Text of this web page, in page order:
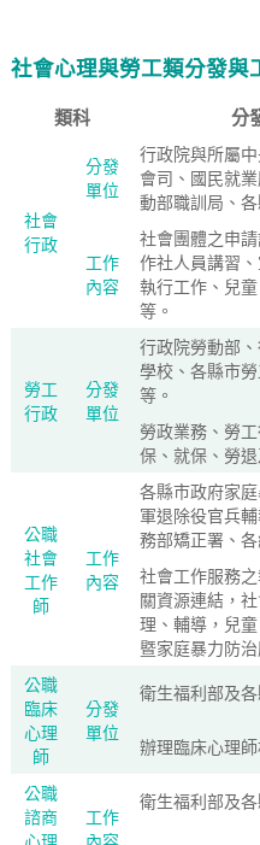
社會心理與勞工類分發與
類科 分
社會
行政
分發
單位
行政院與所屬
會司、國民就
動部職訓局、
工作
內容
社會團體之申
作社人員講習
執行工作、兒
等。
勞工
行政
分發
單位
行政院勞動部
學校、各縣市
等。
勞政業務、勞
保、就保、勞
公職
社會
工作
師
工作
內容
各縣市政府家
軍退除役官兵
務部矯正署、
社會工作服務
關資源連結，
理、輔導，兒
暨家庭暴力防治
公職
臨床
心理
師
分發
單位
衛生福利部及
辦理臨床心理師
公職
諮商
工作
衛生福利部及